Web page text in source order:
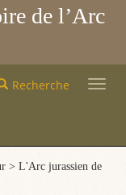
de l’Arc
Recherche
> L'Arc jurassien de